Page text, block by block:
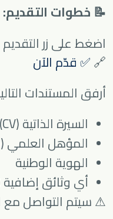
📝 خطوات التقديم:
اضغط على زر
🔗✅ قدّم الآن
أرفق المستندات
السيرة الذاتية (CV)
المؤهل العلمي
الهوية الوطنية
أي وثائق
⚠ سيتم التواصل مع